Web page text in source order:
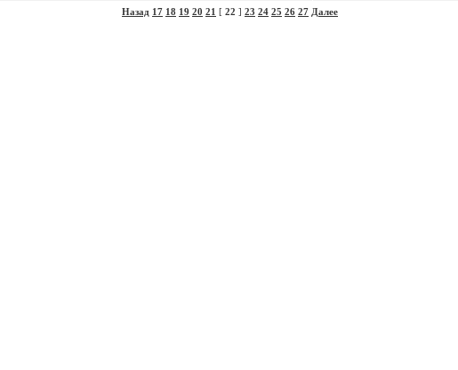
Назад 17 18 19 20 21 [ 22 ] 23 24 25 26 27 Далее